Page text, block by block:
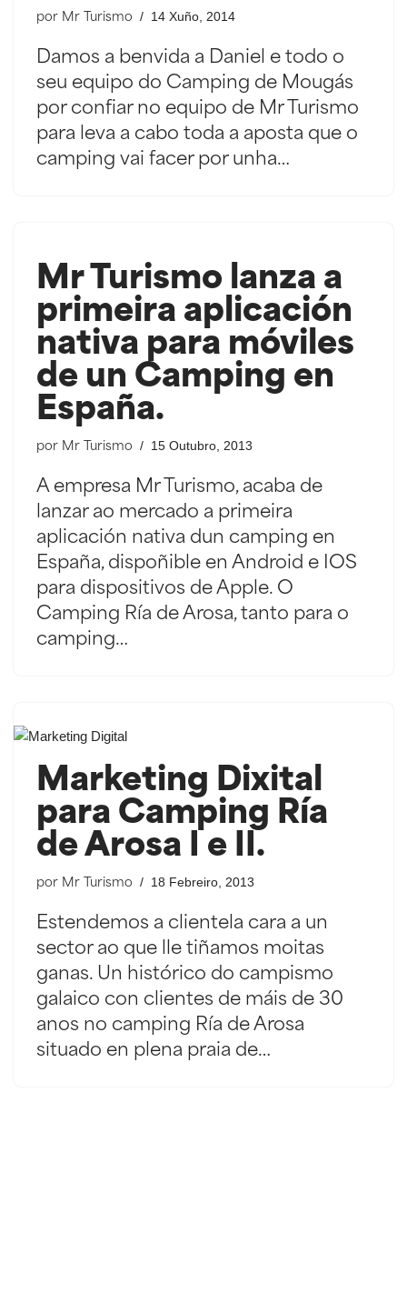
por Mr Turismo 14 Xuño, 2014
Damos a benvida a Daniel e todo o
seu equipo do Camping de Mougás
por confiar no equipo de Mr Turismo
para leva a cabo toda a aposta que o
camping vai facer por unha…
Mr Turismo lanza a
primeira aplicación
nativa para móviles
de un Camping en
España.
por Mr Turismo 15 Outubro, 2013
A empresa Mr Turismo, acaba de
lanzar ao mercado a primeira
aplicación nativa dun camping en
España, dispoñible en Android e IOS
para dispositivos de Apple. O
Camping Ría de Arosa, tanto para o
camping…
Marketing Dixital
para Camping Ría
de Arosa I e II.
por Mr Turismo 18 Febreiro, 2013
Estendemos a clientela cara a un
sector ao que lle tiñamos moitas
ganas. Un histórico do campismo
galaico con clientes de máis de 30
anos no camping Ría de Arosa
situado en plena praia de…